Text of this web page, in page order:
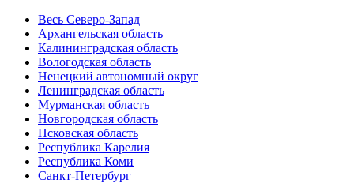
Весь Северо-Запад
Архангельская область
Калининградская область
Вологодская область
Ненецкий автономный округ
Ленинградская область
Мурманская область
Новгородская область
Псковская область
Республика Карелия
Республика Коми
Санкт-Петербург